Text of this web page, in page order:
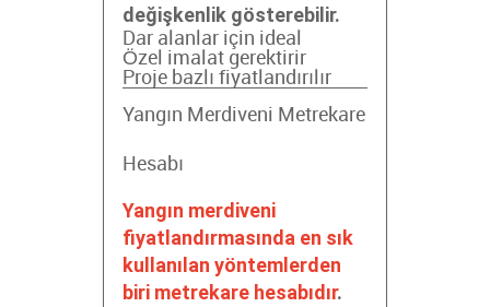
değişkenlik gösterebilir.
Dar alanlar için ideal
Özel imalat gerektirir
Proje bazlı fiyatlandırılır
Yangın Merdiveni Metrekare
Hesabı
Yangın merdiveni
fiyatlandırmasında en sık
kullanılan yöntemlerden
biri metrekare hesabıdır.